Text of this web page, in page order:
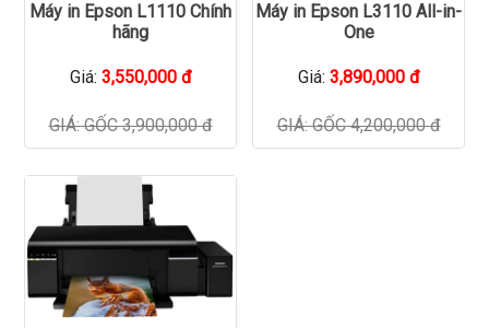
Máy in Epson L1110 Chính
hãng
Giá: 3,550,000 đ
GIÁ: GỐC 3,900,000 đ
Máy in Epson L3110 All-in-
One
Giá: 3,890,000 đ
GIÁ: GỐC 4,200,000 đ